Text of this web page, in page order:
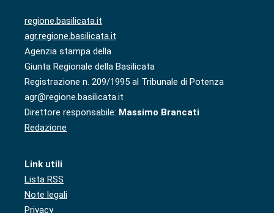
regione.basilicata.it
agr.regione.basilicata.it
Agenzia stampa della
Giunta Regionale della Basilicata
Registrazione n. 209/1995 al Tribunale di Potenza
agr@regione.basilicata.it
Direttore responsabile: Massimo Brancati
Redazione
Link utili
Lista RSS
Note legali
Privacy